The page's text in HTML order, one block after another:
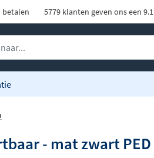
betalen 5779 klanten geven ons een 9.1
- mat zwart PED